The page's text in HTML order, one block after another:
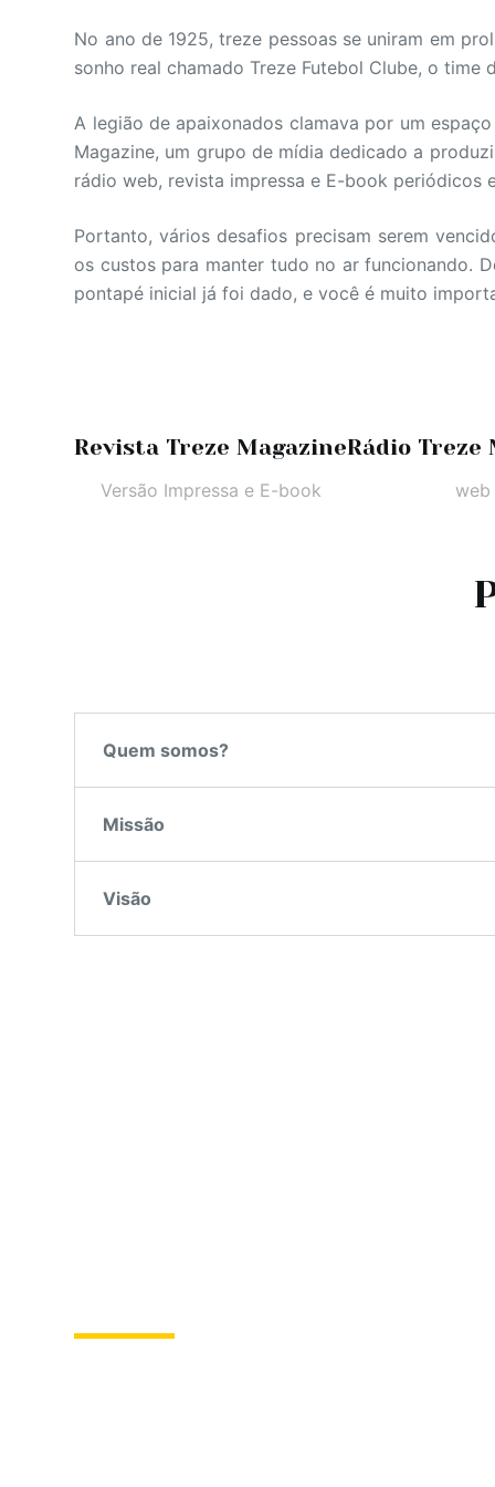
No ano de 1925, treze pessoas se uniram em
sonho real chamado Treze Futebol Clube, o
A legião de apaixonados clamava por um
Magazine, um grupo de mídia dedicado a
rádio web, revista impressa e E-book periódicos
Portanto, vários desafios precisam serem
os custos para manter tudo no ar funcionando.
pontapé inicial já foi dado, e você é muito
Revista Treze Magazine
Versão Impressa e E-book
Rádio Treze
web
Quem somos?
Missão
Visão